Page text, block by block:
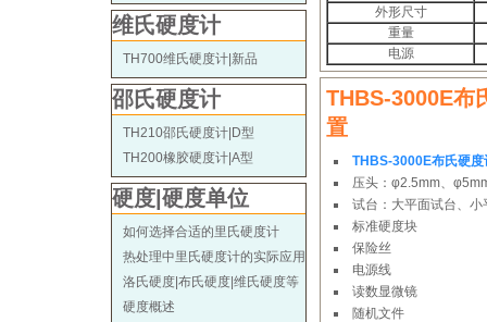
维氏硬度计
TH700维氏硬度计|新品
邵氏硬度计
TH210邵氏硬度计|D型
TH200橡胶硬度计|A型
硬度|硬度单位
如何选择合适的里氏硬度计
热处理中里氏硬度计的实际应用
洛氏硬度|布氏硬度|维氏硬度等
硬度概述
外形尺寸
重量
电源
THBS-3000E布
置
THBS-3000E布氏硬度
压头：φ2.5mm、
试台：大平面试台、
标准硬度块
保险丝
电源线
读数显微镜
随机文件